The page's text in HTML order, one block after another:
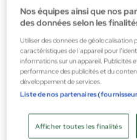
Nos équipes ainsi que nos
des données selon les
Utiliser des données de géolocalisation
caractéristiques de l’appareil pour
informations sur un appareil. Publicités
performance des publicités et du
développement de services.
Liste de nos partenaires
Afficher toutes les finalités